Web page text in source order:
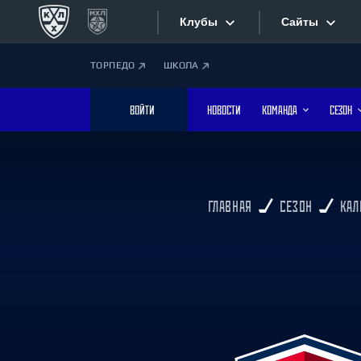
Клубы
Дивизион Боброва
Лада
Сайты
ТОРПЕДО ШКОЛА
ВОЙТИ НОВОСТИ КОМАНДА СЕЗОН
ГЛАВНАЯ СЕЗОН